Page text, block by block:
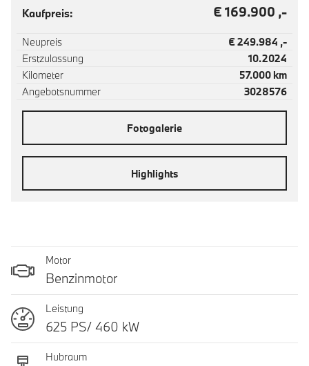
Kaufpreis:
€ 169.900 ,-
Neupreis
€ 249.984 ,-
Erstzulassung
10.2024
Kilometer
57.000 km
Angebotsnummer
3028576
Fotogalerie
Highlights
Motor
Benzinmotor
Leistung
625 PS/ 460 kW
Hubraum